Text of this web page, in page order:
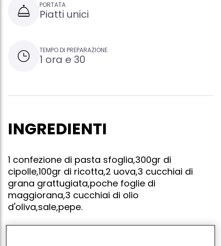
PORTATA
Piatti unici
TEMPO DI PREPARAZIONE
1 ora e 30
INGREDIENTI
1 confezione di pasta sfoglia,300gr di
cipolle,100gr di ricotta,2 uova,3 cucchiai di
grana grattugiata,poche foglie di
maggiorana,3 cucchiai di olio
d'oliva,sale,pepe.